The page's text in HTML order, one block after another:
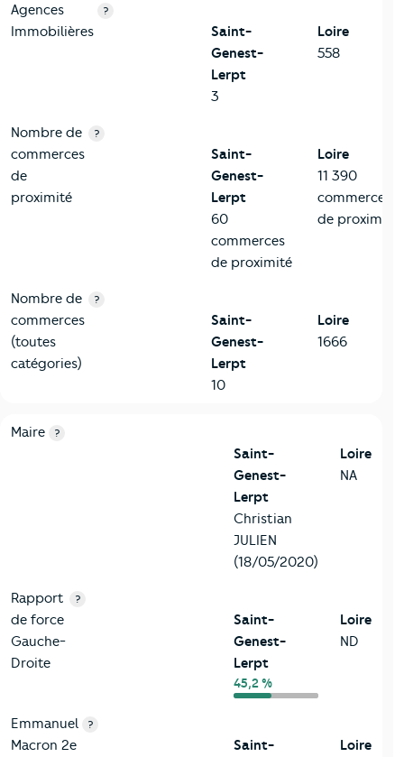
Agences
Immobilières
?
Saint-
Genest-
Lerpt
3
Loire
558
Nombre de
commerces
de
proximité
?
Saint-
Genest-
Lerpt
60
commerces
de proximité
Loire
11 390
commerces
de proximité
Nombre de
commerces
(toutes
catégories)
?
Saint-
Genest-
Lerpt
10
Loire
1666
6-Politique
Critères
Maire ?
Saint-
Genest-
Lerpt
Christian
JULIEN
(18/05/2020)
Loire
NA
Rapport
de force
Gauche-
Droite
?
Saint-
Genest-
Lerpt
45,2 %
Loire
ND
Emmanuel
Macron 2e
?
Saint-
Loire